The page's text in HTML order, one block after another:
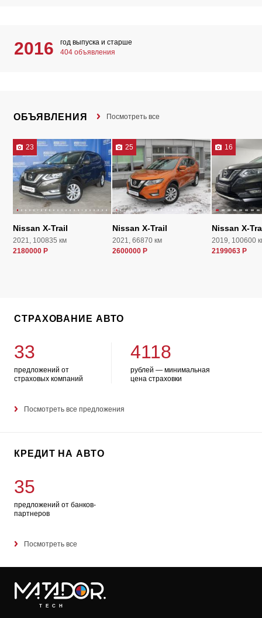
2016
год выпуска и старше
404 объявления
ОБЪЯВЛЕНИЯ Посмотреть все
23
Nissan X-Trail
2021, 100835 км
2180000 Р
25
Nissan X-Trail
2021, 66870 км
2600000 Р
16
Nissan X-
2019, 100600
2199063 Р
СТРАХОВАНИЕ АВТО
33
предложений от
страховых компаний
4118
рублей — минимальная
цена страховки
Посмотреть все предложения
КРЕДИТ НА АВТО
35
предложений от банков-
партнеров
Посмотреть все
TECH